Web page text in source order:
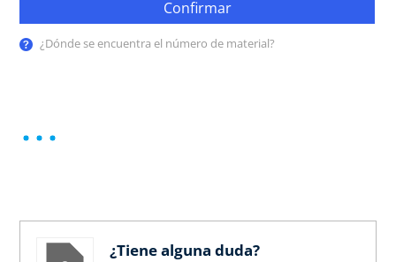
Confirmar
¿Dónde se encuentra el número de material?
¿Tiene alguna duda?